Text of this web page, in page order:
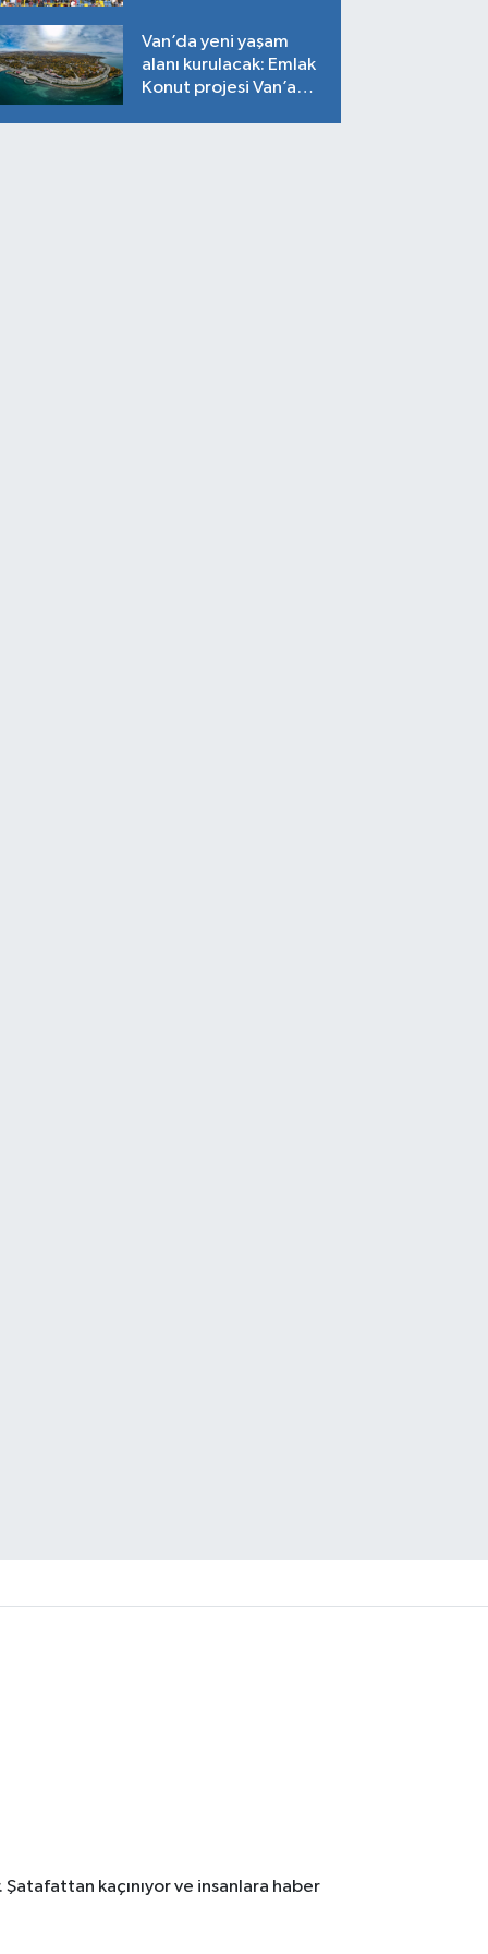
Van’da yeni yaşam
alanı kurulacak: Emlak
Konut projesi Van’a
kaçınıyor ve insanlara haber